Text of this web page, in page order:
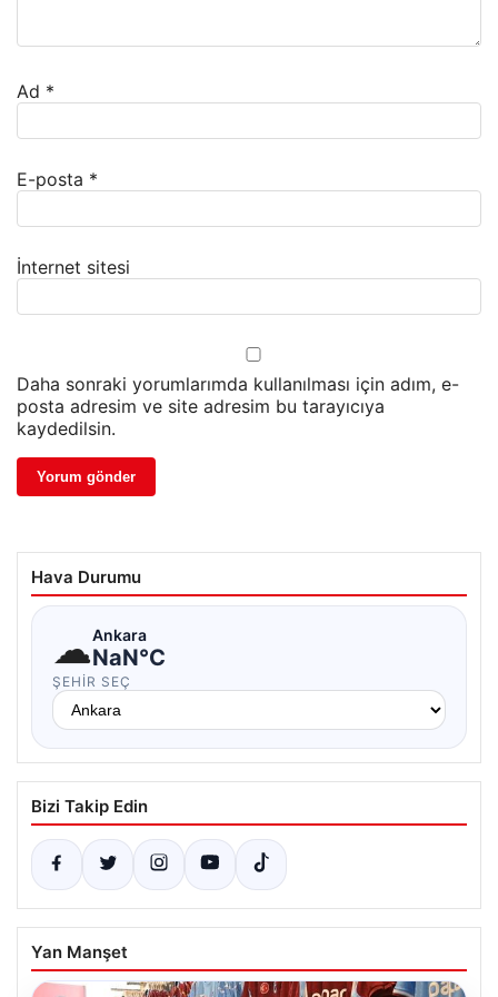
Ad *
E-posta *
İnternet sitesi
Daha sonraki yorumlarımda kullanılması için adım, e-
posta adresim ve site adresim bu tarayıcıya
kaydedilsin.
Hava Durumu
☁Ankara
NaN°C
ŞEHIR SEÇ
Bizi Takip Edin
Yan Manşet